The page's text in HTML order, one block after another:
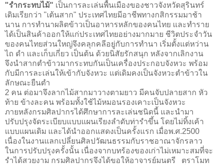
"รำกระทบไม้" เป็นการละเล่นพื้นเมืองของชาวจังหวัดสุรินทร์
เดิมเรียกว่า "เต้นสาก" ประเทศไทยมีอาชีพทางกสิกรรมมาช้า
นาน การทำนาผลิตข้าวเป็นอาหารหลักของคนไทย และทำราย
ได้เป็นสินค้าออกให้แก่ประเทศไทยอย่างมากมาย ชีวิตประจำวัน
ของคนไทยส่วนใหญ่จึงคลุกคลีอยู่กับการทำนา เริ่มตั้งแต่หว่าน
ไถ ดำ และเก็บเกี่ยว เป็นต้น ด้วยนิสัยรักสนุก หลังจากเลิกงาน
จึงนำสากตำข้าวมากระทบกันเป็นเครื่องประกอบจังหวะ พร้อม
กับมีการละเล่นให้เข้ากับจังหวะ แต่เดิมคงเป็นจังหวะตำข้าวใน
ลักษณะยืนตำ
2 คน ต่อมาจึงลากไม้สากมาวางตามยาว มีคนจับปลายสาก หัว
ท้าย ข้างละคน พร้อมทั้งใช้ไม้หมอนรองเคาะเป็นจังหวะ
ภายหลังกรมศิลปากรได้ศึกษาการละเล่นชนิดนี้ และนำมา
ปรับปรุงจัดระเบียบแบบแผนเรียงลำดับท่ารำขึ้น โดยไม่ทิ้งเค้า
แบบแผนเดิม และได้นำออกแสดงเป็นครั้งแรก เมื่อพ.ศ.2500
เนื่องในงานแลกเปลี่ยนศิลปวัฒนธรรมกับราชอาณาจักรลาว
ในการปรับปรุงครั้งนั้น เนื่องจากบทร้องของเก่าไม่เหมาะสมที่จะ
รำได้สวยงาม กรมศิลปากรจึงได้ขอให้อาจารย์มนตรี ตราโมท